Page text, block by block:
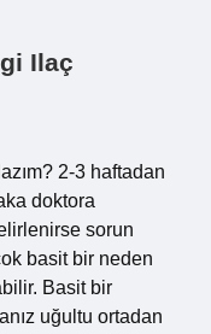
Ilaç
2-3 haftadan
doktora
sorun
basit bir neden
Basit bir
uğultu ortadan